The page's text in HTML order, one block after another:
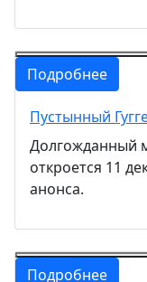
Подробнее
Пустынный
Долгожданный
откроется 11
анонса.
Подробнее